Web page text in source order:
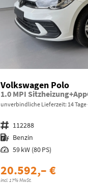
Volkswagen Polo
unverbindliche Lieferzeit: 14 Tage
Fahrzeugnr. 112288
Kraftstoff Benzin
Leistung 59 kW (80 PS)
20.592,– €
incl. 17% MwSt.